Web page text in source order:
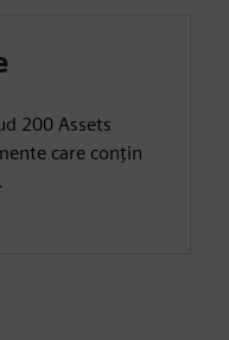
200 Assets
care conțin